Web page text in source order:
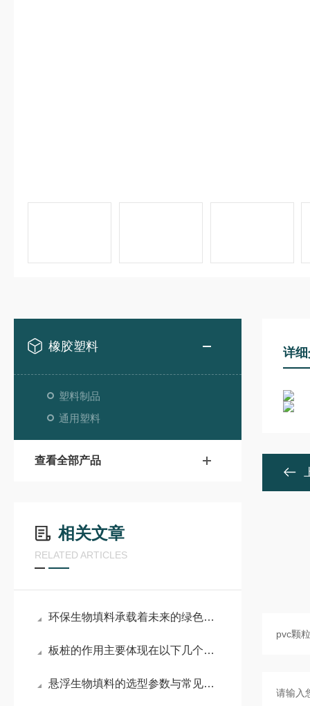
橡胶塑料
塑料制品
通用塑料
查看全部产品
相关文章
RELATED ARTICLES
环保生物填料承载着未来的绿色希望
板桩的作用主要体现在以下几个方面
悬浮生物填料的选型参数与常见误区避坑指南
详